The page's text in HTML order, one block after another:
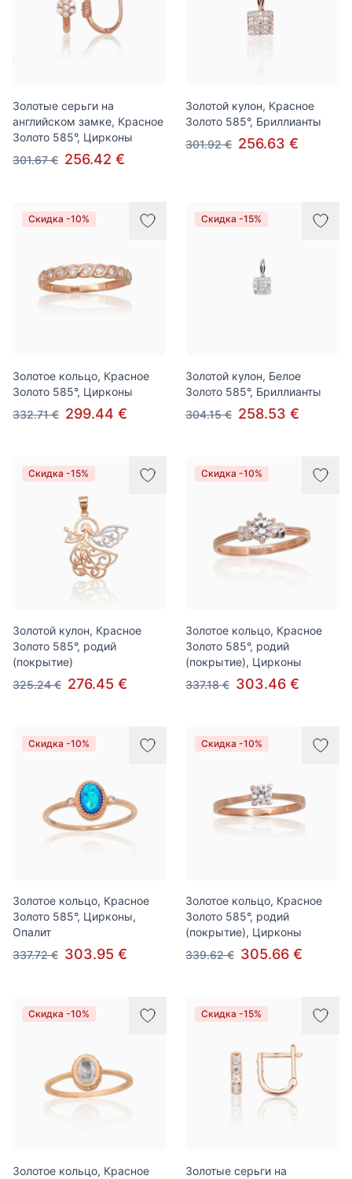
Золотые серьги на
английском замке, Красное
Золото 585°, Цирконы
301.67 € 256.42 €
Золотой кулон, Красное
Золото 585°, Бриллианты
301.92 € 256.63 €
Скидка -10%
Золотое кольцо, Красное
Золото 585°, Цирконы
332.71 € 299.44 €
Скидка -15%
Золотой кулон, Белое
Золото 585°, Бриллианты
304.15 € 258.53 €
Скидка -15%
Золотой кулон, Красное
Золото 585°, родий
(покрытие)
325.24 € 276.45 €
Скидка -10%
Золотое кольцо, Красное
Золото 585°, родий
(покрытие), Цирконы
337.18 € 303.46 €
Скидка -10%
Золотое кольцо, Красное
Золото 585°, Цирконы,
Опалит
337.72 € 303.95 €
Скидка -10%
Золотое кольцо, Красное
Золото 585°, родий
(покрытие), Цирконы
339.62 € 305.66 €
Скидка -10%
Золотое кольцо, Красное
Скидка -15%
Золотые серьги на